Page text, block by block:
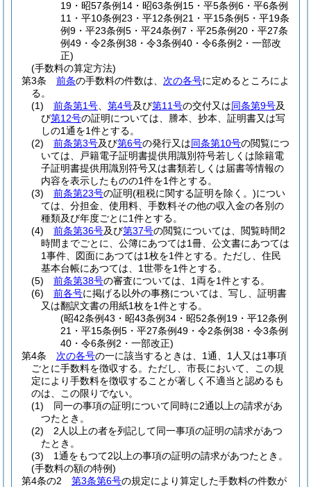
19・昭57条例14・昭63条例15・平5条例6・平6条例
11・平10条例23・平12条例21・平15条例5・平19条
例9・平23条例5・平24条例7・平25条例20・平27条
例49・令2条例38・令3条例40・令6条例2・一部改
正)
(手数料の算定方法)
第3条
前条の手数料の件数は、 次の各号に定めるところによ
る。
(1)
前条第1号 第4号及び第11号の交付又は同条第9号及
び第12号の証明については、謄本、抄本、証明書又は写
しの1通を1件とする。
(2)
前条第3号及び第6号の発行又は同条第10号の閲覧につ
いては、戸籍電子証明書提供用識別符号若しくは除籍電
子証明書提供用識別符号又は書類若しくは届書等情報の
内容を表示したものの1件を1件とする。
(3)
前条第23号の証明(租税に関する証明を除く。)につい
ては、分担金、使用料、手数料その他の収入金の各別の
種類及び年度ごとに1件とする。
(4)
前条第36号及び第37号の閲覧については、閲覧時間2
時間までごとに、公簿にあつては1冊、公文書にあつては
1事件、図面にあつては1枚を1件とする。 ただし、住民
基本台帳にあつては、1世帯を1件とする。
(5)
前条第38号の審査については、1両を1件とする。
(6)
前各号に掲げる以外の事務については、写し、証明書
又は翻訳文書の用紙1枚を1件とする。
(昭42条例43・昭43条例34・昭52条例19・平12条例
21・平15条例5・平27条例49・令2条例38・令3条例
40・令6条例2・一部改正)
第4条
次の各号の一に該当するときは、1通、1人又は1事項
ごとに手数料を徴収する。 ただし、市長において、この規
定により手数料を徴収することが著しく不適当と認めるも
のは、この限りでない。
(1)
同一の事項の証明について同時に2通以上の請求があ
つたとき。
(2)
2人以上の者を列記して同一事項の証明の請求があつ
たとき。
(3)
1通をもつて2以上の事項の証明の請求があつたとき。
(手数料の額の特例)
第4条の2
第3条第6号の規定により算定した手数料の件数が